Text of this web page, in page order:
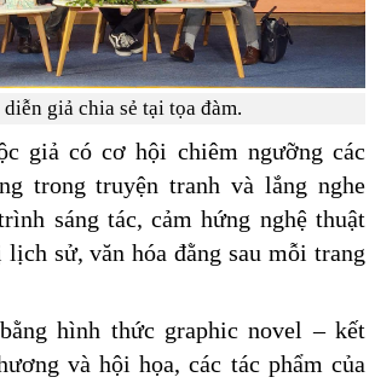
diễn giả chia sẻ tại tọa đàm.
giả có cơ hội chiêm ngưỡng các
trong truyện tranh và lắng nghe
sáng tác, cảm hứng nghệ thuật
sử, văn hóa đằng sau mỗi trang
hình thức graphic novel – kết
và hội họa, các tác phẩm của